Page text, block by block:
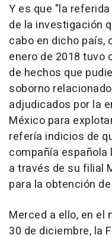
Y es que "la
de la investigación
cabo en dicho país,
enero de 2018 tuvo
de hechos que
soborno
adjudicados por la
México para
refería indicios de
compañía española
a través de su filial
para la obtención
Merced a ello, en
30 de diciembre, la